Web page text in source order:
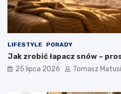
LIFESTYLE PORADY
Jak zrobić łapacz snów –
25 lipca 2026 Tomasz